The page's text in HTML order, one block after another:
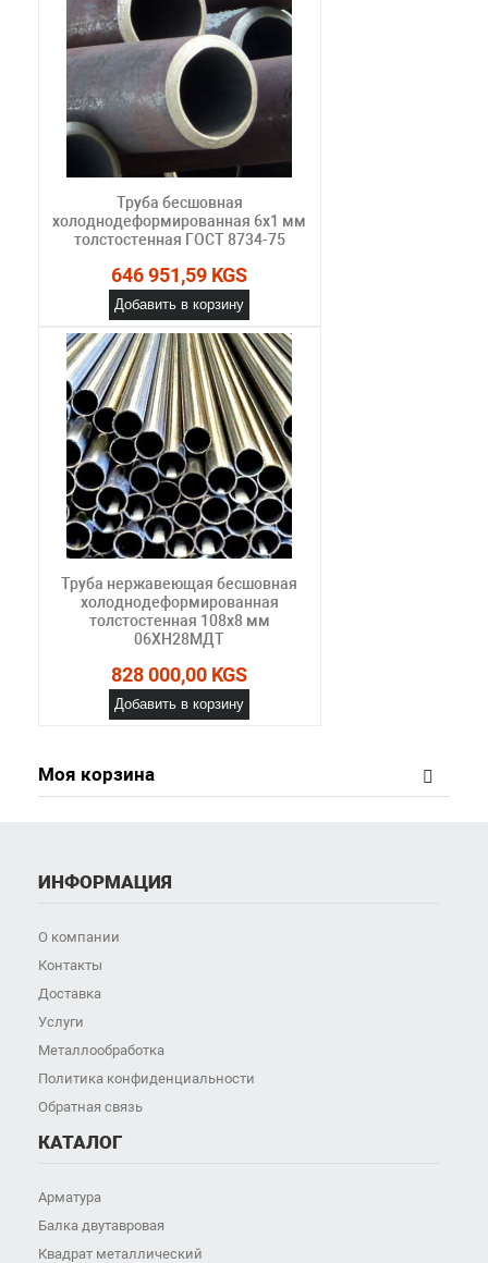
Труба бесшовная
холоднодеформированная 6х1 мм
толстостенная ГОСТ 8734-75
646 951,59 KGS
Добавить в корзину
Труба нержавеющая бесшовная
холоднодеформированная
толстостенная 108х8 мм
06ХН28МДТ
828 000,00 KGS
Добавить в корзину
Моя корзина
ИНФОРМАЦИЯ
О компании
Контакты
Доставка
Услуги
Металлообработка
Политика конфиденциальности
Обратная связь
КАТАЛОГ
Арматура
Балка двутавровая
Квадрат металлический